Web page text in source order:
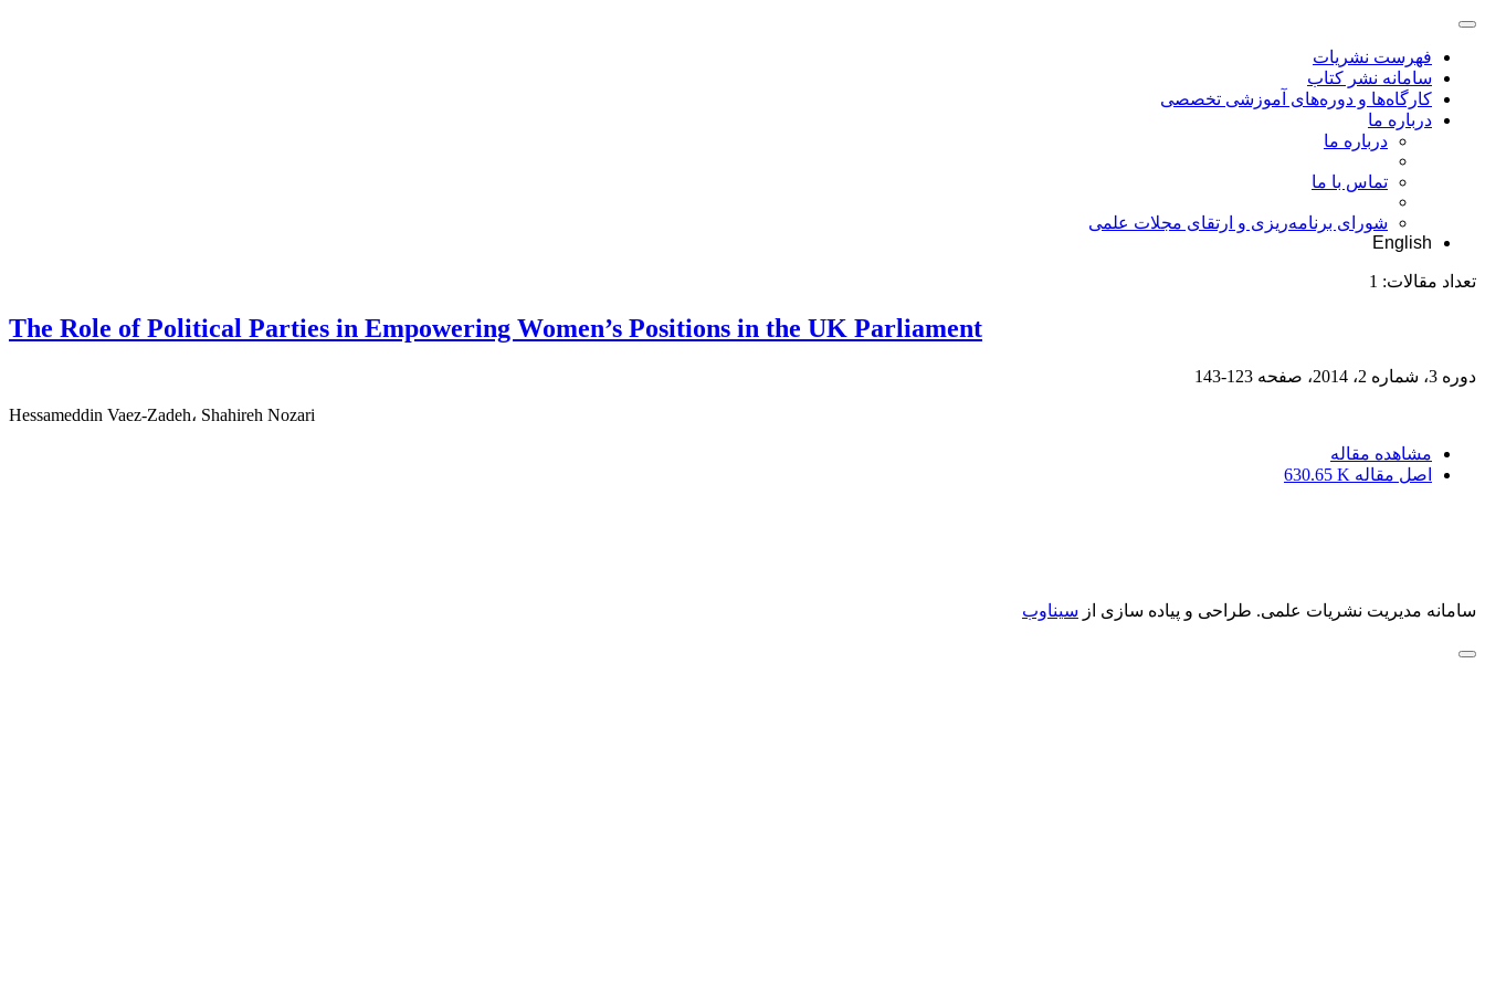
فهرست نشریات
سامانه نشر کتاب
کارگاه‌ها و دوره‌های آموزشی تخصصی
درباره ما
درباره ما
تماس با ما
شورای برنامه‌ریزی و ارتقای مجلات علمی
English
تعداد مقالات: 1
The Role of Political Parties in Empowering Women’s Positions in the UK Parliament
دوره 3، شماره 2، 2014، صفحه 123-143
Hessameddin Vaez-Zadeh، Shahireh Nozari
مشاهده مقاله
اصل مقاله 630.65 K
سامانه مدیریت نشریات علمی. طراحی و پیاده سازی از سیناوب